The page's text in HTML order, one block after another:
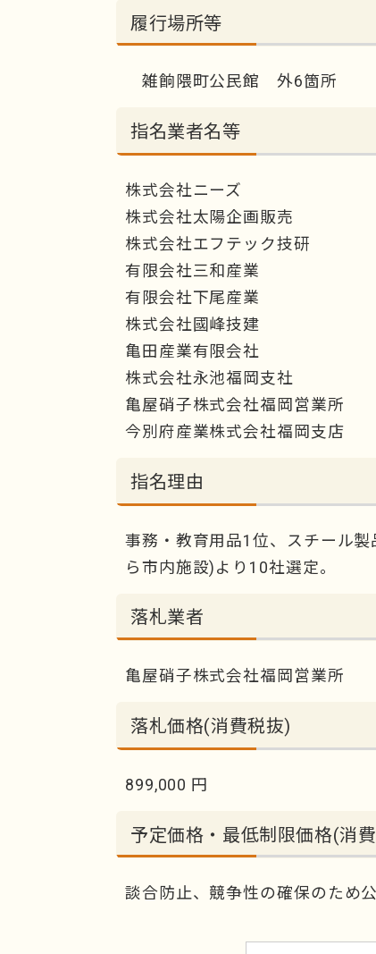
履行場所等
雑餉隈町公民館 外6箇所
指名業者名等
株式会社ニーズ
株式会社太陽企画販売
株式会社エフテック技研
有限会社三和産業
有限会社下尾産業
株式会社國峰技建
亀田産業有限会社
株式会社永池福岡支社
亀屋硝子株式会社福岡営業所
今別府産業株式会社福岡支店
指名理由
事務・教育用品1位、スチール
ら市内施設)より10社選定。
落札業者
亀屋硝子株式会社福岡営業所
落札価格(消費税抜)
899,000 円
予定価格・最低制限価格(消
談合防止、競争性の確保のため